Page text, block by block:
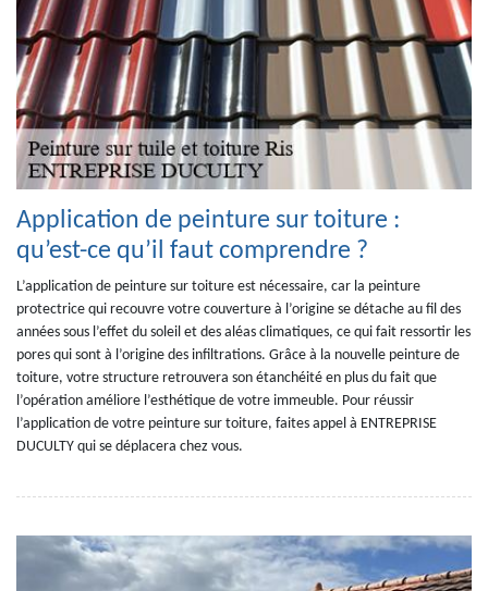
Application de peinture sur toiture :
qu’est-ce qu’il faut comprendre ?
L’application de peinture sur toiture est nécessaire, car la peinture
protectrice qui recouvre votre couverture à l’origine se détache au fil des
années sous l’effet du soleil et des aléas climatiques, ce qui fait ressortir les
pores qui sont à l’origine des infiltrations. Grâce à la nouvelle peinture de
toiture, votre structure retrouvera son étanchéité en plus du fait que
l’opération améliore l’esthétique de votre immeuble. Pour réussir
l’application de votre peinture sur toiture, faites appel à ENTREPRISE
DUCULTY qui se déplacera chez vous.